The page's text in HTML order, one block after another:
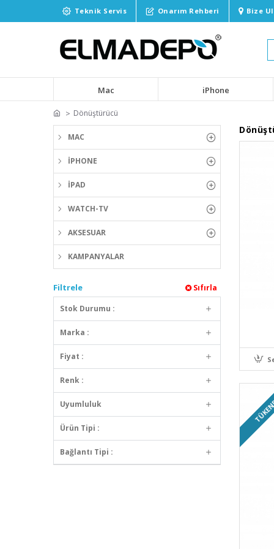
Teknik Servis Onarım Rehberi Bize
Mac iPhone
Dönüştürücü
MAC
IPHONE
IPAD
WATCH-TV
AKSESUAR
KAMPANYALAR
Filtrele Sıfırla
Fiyat :
Marka :
Renk :
Ürün Tipi :
Bağlantı Tipi :
Uyumluluk
Stok Durumu :